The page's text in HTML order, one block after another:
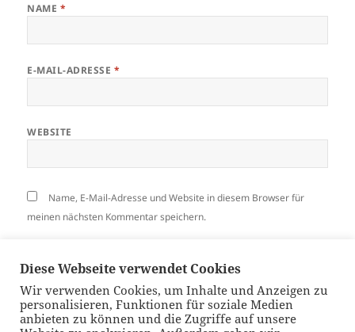
NAME *
E-MAIL-ADRESSE *
WEBSITE
Name, E-Mail-Adresse und Website in diesem Browser für
meinen nächsten Kommentar speichern.
Beitragsnavigation
VORHERIGER
Diese Webseite verwendet Cookies
Wir verwenden Cookies, um Inhalte und Anzeigen zu
personalisieren, Funktionen für soziale Medien
anbieten zu können und die Zugriffe auf unsere